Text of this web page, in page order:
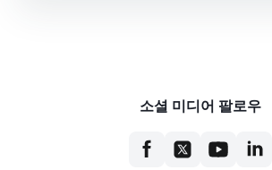
소셜 미디어 팔로우